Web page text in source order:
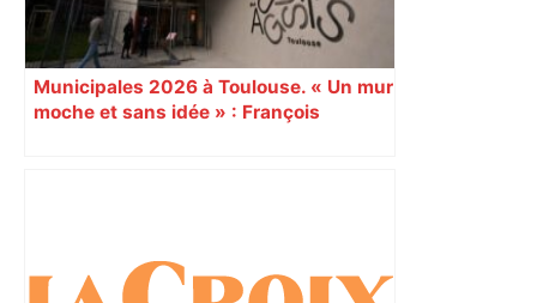
Municipales 2026 à Toulouse. « Un mur
moche et sans idée » : François